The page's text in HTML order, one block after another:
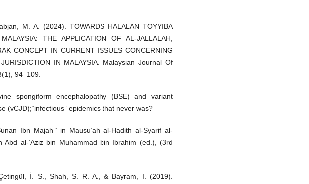
M. A. (2024). TOWARDS HALALAN TOYYIBA
THE APPLICATION OF AL-JALLALAH,
CONCEPT IN CURRENT ISSUES CONCERNING
JURISDICTION IN MALAYSIA. Malaysian Journal Of
94–109.
spongiform encephalopathy (BSE) and variant
(vCJD);“infectious” epidemics that never was?
Ibn Majah”’ in Mausu’ah al-Hadith al-Syarif al-
Abd al-‘Aziz bin Muhammad bin Ibrahim (ed.), (3rd
İ. S., Shah, S. R. A., & Bayram, I. (2019).